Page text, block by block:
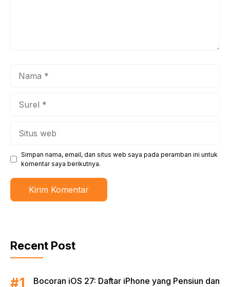
Simpan nama, email, dan situs web saya pada peramban ini untuk
komentar saya berikutnya.
Recent Post
Bocoran iOS 27: Daftar iPhone yang Pensiun dan